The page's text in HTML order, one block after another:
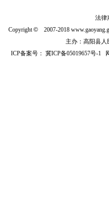
法律
Copyright© 2007-2018
主办：高阳县人
ICP备案号：冀ICP备05019657号-1